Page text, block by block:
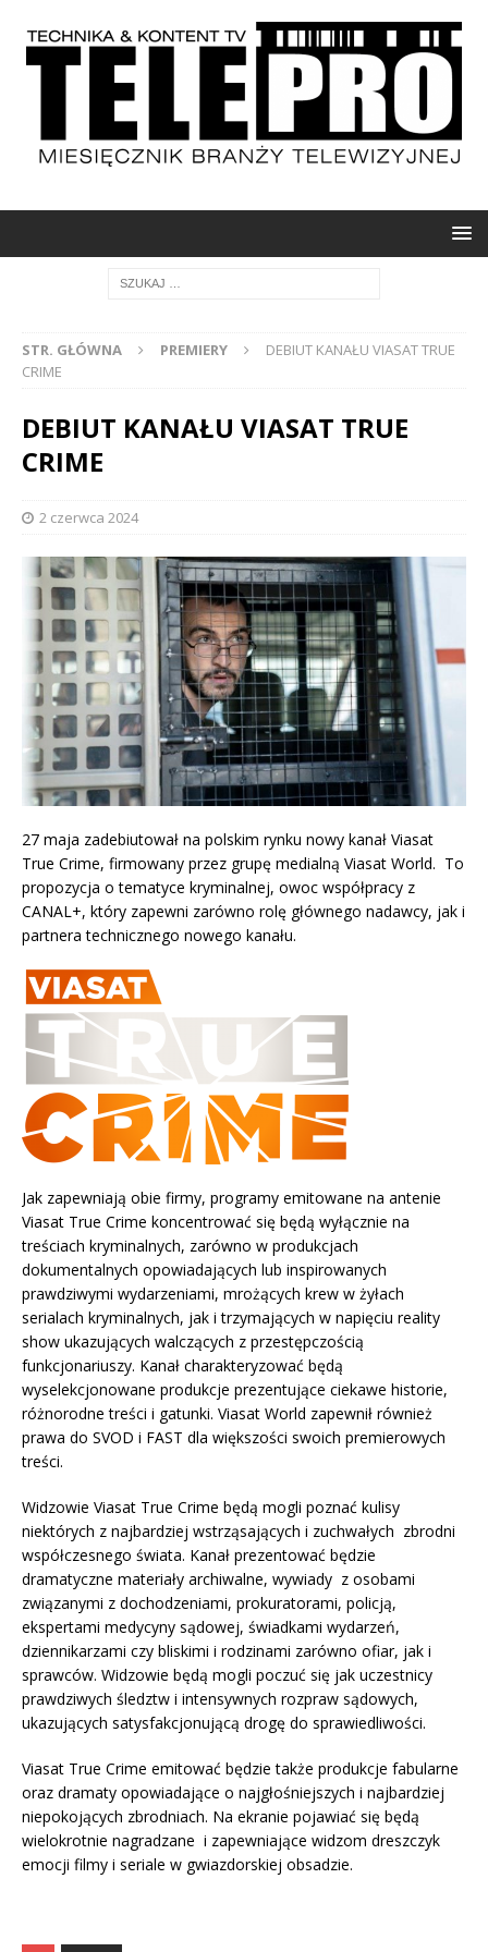
STR. GŁÓWNA PREMIERY
DEBIUT KANAŁU VIASAT TRUE
CRIME
DEBIUT KANAŁU VIASAT TRUE
CRIME
2 czerwca 2024
27 maja zadebiutował na polskim rynku nowy kanał Viasat
True Crime, firmowany przez grupę medialną Viasat World. To
propozycja o tematyce kryminalnej, owoc współpracy z
CANAL+, który zapewni zarówno rolę głównego nadawcy, jak i
partnera technicznego nowego kanału.
Jak zapewniają obie firmy, programy emitowane na antenie
Viasat True Crime koncentrować się będą wyłącznie na
treściach kryminalnych, zarówno w produkcjach
dokumentalnych opowiadających lub inspirowanych
prawdziwymi wydarzeniami, mrożących krew w żyłach
serialach kryminalnych, jak i trzymających w napięciu reality
show ukazujących walczących z przestępczością
funkcjonariuszy. Kanał charakteryzować będą
wyselekcjonowane produkcje prezentujące ciekawe historie,
różnorodne treści i gatunki. Viasat World zapewnił również
prawa do SVOD i FAST dla większości swoich premierowych
treści.
Widzowie Viasat True Crime będą mogli poznać kulisy
niektórych z najbardziej wstrząsających i zuchwałych zbrodni
współczesnego świata. Kanał prezentować będzie
dramatyczne materiały archiwalne, wywiady z osobami
związanymi z dochodzeniami, prokuratorami, policją,
ekspertami medycyny sądowej, świadkami wydarzeń,
dziennikarzami czy bliskimi i rodzinami zarówno ofiar, jak i
sprawców. Widzowie będą mogli poczuć się jak uczestnicy
prawdziwych śledztw i intensywnych rozpraw sądowych,
ukazujących satysfakcjonującą drogę do sprawiedliwości.
Viasat True Crime emitować będzie także produkcje fabularne
oraz dramaty opowiadające o najgłośniejszych i najbardziej
niepokojących zbrodniach. Na ekranie pojawiać się będą
wielokrotnie nagradzane i zapewniające widzom dreszczyk
emocji filmy i seriale w gwiazdorskiej obsadzie.